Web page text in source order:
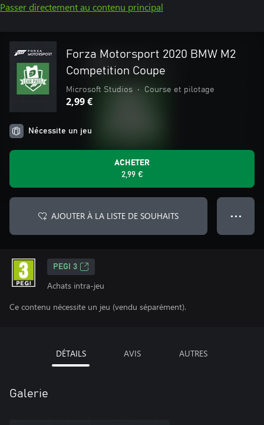
Passer directement au contenu principal
Forza Motorsport 2020 BMW M2
Competition Coupe
Microsoft Studios • Course et pilotage
2,99 €
Nécessite un jeu
ACHETER
2,99 €
AJOUTER À LA LISTE DE SOUHAITS ● ● ●
PEGI 3
Achats intra-jeu
Ce contenu nécessite un jeu (vendu séparément).
DÉTAILS AVIS AUTRES
Galerie